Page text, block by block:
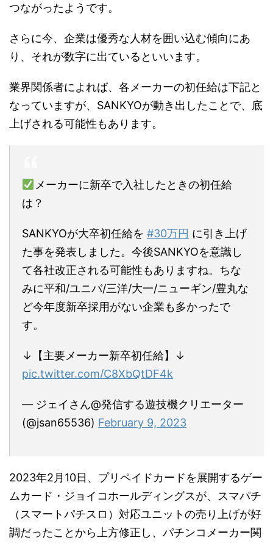
つながったようです。
さらに今、企業は優秀な人材を囲い込む傾向にあ
り、それが数字に出ているといいます。
業界関係者によれば、各メーカーの初任給は下記と
なっていますが、SANKYOが動き出したことで、底
上げされる可能性もあります。
メーカーに新卒で入社したときの初任給
は？
SANKYOが大卒初任給を #30万円 に引き上げ
た事を発表しました。今後SANKYOを意識し
て各社改正される可能性もありますね。ちな
みに平和/ユニバ/三洋/大一/ニューギン/豊丸な
ど今年度新卒採用がない企業も多かったで
す。
↓【主要メーカー新卒初任給】↓
pic.twitter.com/C8XbQtDF4k
— ジェイさん@発信する遊技機クリエーター
(@jsan65536) February 9, 2023
2023年2月10日、プリペイドカードを展開するゲー
ムカード・ジョイコホールディングスが、スマパチ
（スマートパチスロ）対応ユニットの売り上げが好
調だったことから上方修正し、パチンコメーカー関